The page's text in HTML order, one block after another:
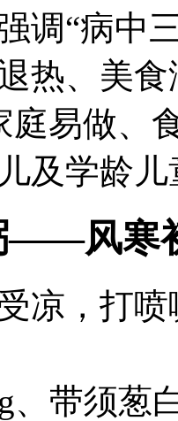
调“病中
热、美食
庭易做、
及学龄
——风寒
受凉，打
、带须葱